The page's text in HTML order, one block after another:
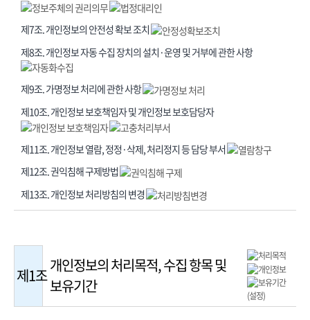
제7조. 개인정보의 안전성 확보 조치
제8조. 개인정보 자동 수집 장치의 설치·운영 및 거부에 관한 사항
제9조. 가명정보 처리에 관한 사항
제10조. 개인정보 보호책임자 및 개인정보 보호담당자
제11조. 개인정보 열람, 정정·삭제, 처리정지 등 담당 부서
제12조. 권익침해 구제방법
제13조. 개인정보 처리방침의 변경
제1조
개인정보의 처리목적, 수집 항목 및
보유기간